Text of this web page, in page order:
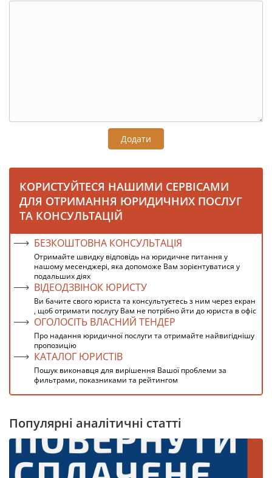
Додати
КОРИСТУЙТЕСЯ НАШИМИ СЕРВІСАМИ
ДЛЯ ОТРИМАННЯ ЮРИДИЧНИХ ПОСЛУГ
ТА КОНСУЛЬТАЦІЙ
БЕЗКОШТОВНА КОНСУЛЬТАЦІЯ
Отримайте швидку відповідь на юридичне питання у
нашому месенджері, яка допоможе Вам зорієнтуватися у
подальших діях
ВІДЕОДЗВІНОК ЮРИСТУ
Ви бачите свого юриста та консультуєтесь з ним через екран
, щоб отримати послугу Вам не потрібно йти до юриста в офіс
ОГОЛОСІТЬ ВЛАСНИЙ ТЕНДЕР
Про надання юридичної послуги та отримайте найвигіднішу
пропозицію
КАТАЛОГ ЮРИСТІВ
Пошук виконавця для вирішення Вашої проблеми за
фильтрами, показниками та рейтингом
Популярні аналітичні статті